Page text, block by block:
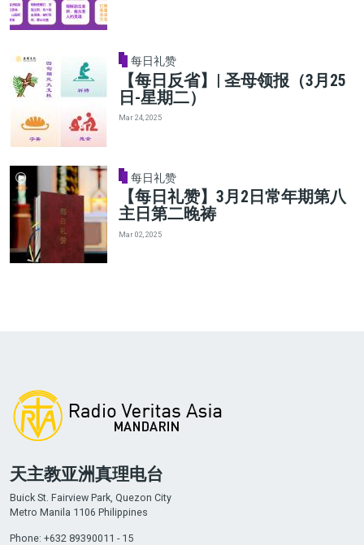
每日礼赞
【每日反省】| 圣母领报（3月25
日-星期二）
Mar 24, 2025
每日礼赞
【每日礼赞】3月2日常年期第八
主日第二晚祷
Mar 02, 2025
天主教亚洲真理电台
Buick St. Fairview Park, Quezon City
Metro Manila 1106 Philippines
Phone: +632 89390011 - 15